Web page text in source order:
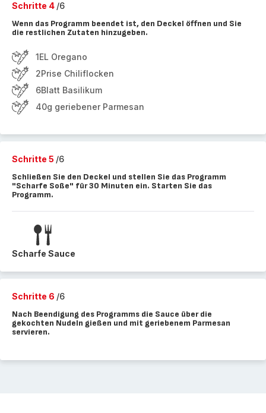
Schritte 4 /6
Wenn das Programm beendet ist, den Deckel öffnen und Sie
die restlichen Zutaten hinzugeben.
1EL Oregano
2Prise Chiliflocken
6Blatt Basilikum
40g geriebener Parmesan
Schritte 5 /6
Schließen Sie den Deckel und stellen Sie das Programm
"Scharfe Soße" für 30 Minuten ein. Starten Sie das
Programm.
Scharfe Sauce
Schritte 6 /6
Nach Beendigung des Programms die Sauce über die
gekochten Nudeln gießen und mit geriebenem Parmesan
servieren.